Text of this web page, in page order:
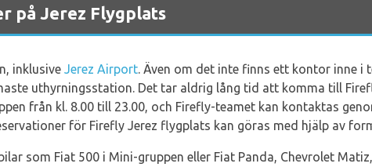
på Jerez Flygplats
inklusive Jerez Airport. Även om det inte finns ett kontor inne i
uthyrningsstation. Det tar aldrig lång tid att komma till
från kl. 8.00 till 23.00, och Firefly-teamet kan kontaktas
för Firefly Jerez flygplats kan göras med hjälp av
som Fiat 500 i Mini-gruppen eller Fiat Panda, Chevrolet